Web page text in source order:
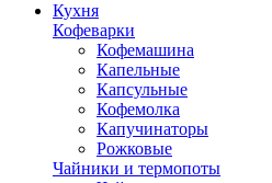
Кухня
Кофеварки
Кофемашина
Капельные
Капсульные
Кофемолка
Капучинаторы
Рожковые
Чайники и термопоты